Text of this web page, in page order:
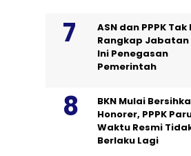
ASN dan PPPK Tak
Rangkap Jabatan
Ini Penegasan
Pemerintah
BKN Mulai
Honorer, PPPK
Waktu Resmi
Berlaku Lagi